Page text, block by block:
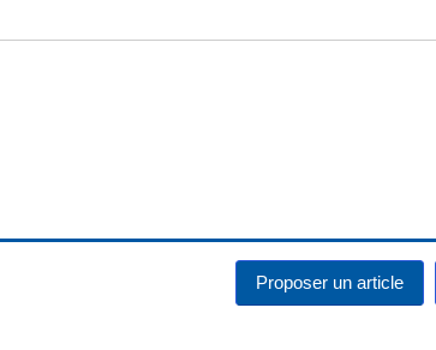
Proposer un article